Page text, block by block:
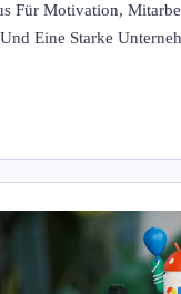
Für Motivation,
Eine Starke